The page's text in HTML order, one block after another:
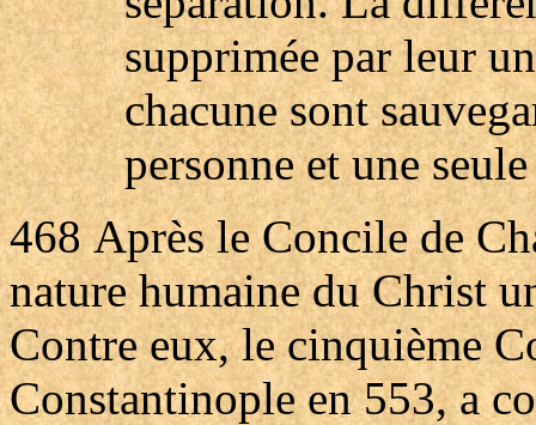
supprimée par leur
chacune sont
personne et une
468 Après le Concile de
nature humaine du Christ
Contre eux, le cinquième
Constantinople en 553, a